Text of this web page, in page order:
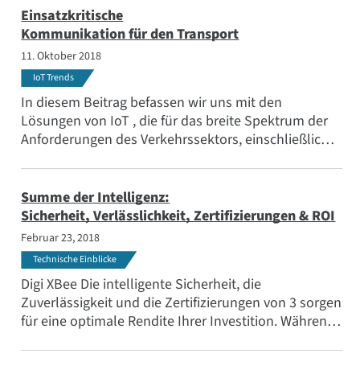
Einsatzkritische
Kommunikation für den Transport
11. Oktober 2018
IoT Trends
In diesem Beitrag befassen wir uns mit den
Lösungen von IoT , die für das breite Spektrum der
Anforderungen des Verkehrssektors, einschließlich
Summe der Intelligenz:
Sicherheit, Verlässlichkeit, Zertifizierungen & ROI
Februar 23, 2018
Technische Einblicke
Digi XBee Die intelligente Sicherheit, die
Zuverlässigkeit und die Zertifizierungen von 3 sorgen
für eine optimale Rendite Ihrer Investition. Während